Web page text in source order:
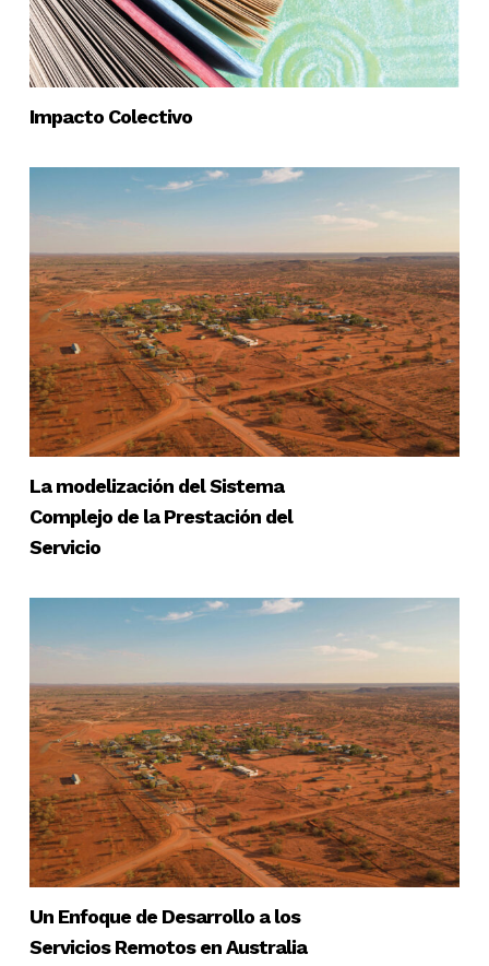
Impacto Colectivo
La modelización del Sistema
Complejo de la Prestación del
Servicio
Un Enfoque de Desarrollo a los
Servicios Remotos en Australia